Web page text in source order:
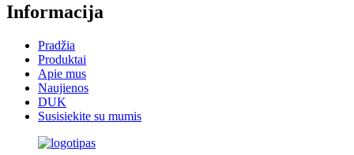
Informacija
Pradžia
Produktai
Apie mus
Naujienos
DUK
Susisiekite su mumis